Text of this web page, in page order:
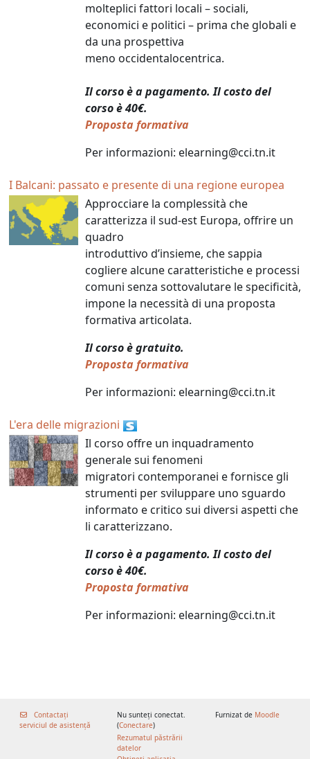
molteplici fattori locali – sociali,
economici e politici – prima che globali e
da una prospettiva
meno occidentalocentrica.
Il corso è a pagamento. Il costo del
corso è 40€.
Proposta formativa
Per informazioni: elearning@cci.tn.it
I Balcani: passato e presente di una regione europea
Approcciare la complessità che
caratterizza il sud-est Europa, offrire un
quadro
introduttivo d’insieme, che sappia
cogliere alcune caratteristiche e processi
comuni senza sottovalutare le specificità,
impone la necessità di una proposta
formativa articolata.
Il corso è gratuito.
Proposta formativa
Per informazioni: elearning@cci.tn.it
L'era delle migrazioni
Il corso offre un inquadramento
generale sui fenomeni
migratori contemporanei e fornisce gli
strumenti per sviluppare uno sguardo
informato e critico sui diversi aspetti che
li caratterizzano.
Il corso è a pagamento.Il costo del
corso è 40€.
Proposta formativa
Per informazioni: elearning@cci.tn.it
Contactați
serviciul de asistență
Nu sunteți conectat.
(Conectare)
Rezumatul păstrării
datelor
Furnizat de Moodle